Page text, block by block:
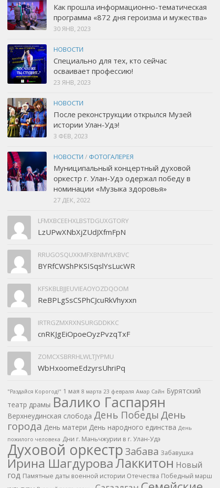
Как прошла информационно-тематическая
программа «872 дня героизма и мужества»
30 ЯНВ, 2023
НОВОСТИ
Специально для тех, кто сейчас
осваивает профессию!
23 ЯНВ, 2023
НОВОСТИ
После реконструкции открылся Музей
истории Улан-Удэ!
3 ФЕВ, 2023
НОВОСТИ / ФОТОГАЛЕРЕЯ
Муниципальный концертный духовой
оркестр г. Улан-Удэ одержал победу в
номинации «Музыка здоровья»
27 ДЕК, 2022
LFMXBCEEHXLBSTDGUXGTORY
LzUPwXNbXjZUdJXfmFpN
RRUGOSQUXKMFXBNMYLKBVC
BYRfCWShPKSISqslYsLucWR
KFSKBLBJJEUVIEAOYOZDQOOM
ReBPLgSsCSPhCJcuRkVhyxxn
IRTRGZMXRXNSURGDDKKC
cnRKJgEiOpoeOyzPvzqTxF
ZOMCXSBRRHLWLTJYPMU
WbHxoomeEdzyrsUhriPq
"Раздайся Корогод!" 1 мая 8 марта 23 февраля Амар Сайн Бурятский
театр драмы Валико Гаспарян
Верхнеудинская слобода День Победы День
города День матери День народного единства День
пожилого человека Дни г. Маньчжурии в г. Улан-Удэ
Духовой оркестрЗабава Забавушка
Ирина ШагдуроваЛаккитон Новый
год Памятные даты военной истории Отечества Победный марш